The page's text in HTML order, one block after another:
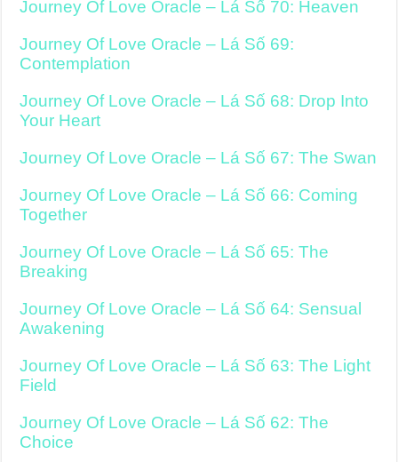
Journey Of Love Oracle – Lá Số 70: Heaven
Journey Of Love Oracle – Lá Số 69:
Contemplation
Journey Of Love Oracle – Lá Số 68: Drop Into
Your Heart
Journey Of Love Oracle – Lá Số 67: The Swan
Journey Of Love Oracle – Lá Số 66: Coming
Together
Journey Of Love Oracle – Lá Số 65: The
Breaking
Journey Of Love Oracle – Lá Số 64: Sensual
Awakening
Journey Of Love Oracle – Lá Số 63: The Light
Field
Journey Of Love Oracle – Lá Số 62: The
Choice